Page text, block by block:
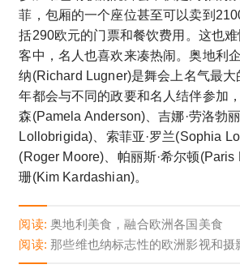
菲，包厢的一个座位甚至可以卖到
括290欧元的门票和餐饮费用。这也
客中，名人也喜欢来凑热闹。奥地利
纳(Richard Lugner)是舞会上名气最
年都会与不同的政要和名人结伴参加
森(Pamela Anderson)、吉娜·劳洛勃
Lollobrigida)、索菲亚·罗兰(Sophia
(Roger Moore)、帕丽斯·希尔顿(Paris
珊(Kim Kardashian)。
阅读:奥地利美食，融合欧洲各国美食
阅读: 那些维也纳标志性的欧洲影视和摄